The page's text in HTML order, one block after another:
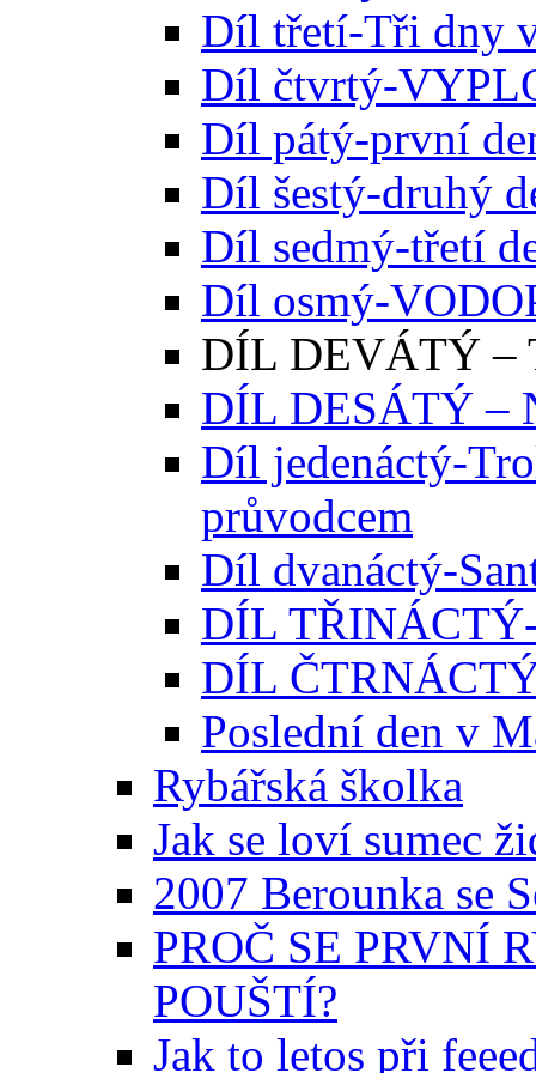
Díl třetí-Tři dny
Díl čtvrtý-
Díl pátý-první
Díl šestý-druhý
Díl sedmý-třetí
Díl osmý-
DÍL DEVÁTÝ –
DÍL DESÁTÝ –
Díl jedenáctý-
průvodcem
Díl dvanáctý-
DÍL
DÍL
Poslední den v
Rybářská školka
Jak se loví sumec
2007 Berounka se
PROČ SE PRVNÍ
POUŠTÍ?
Jak to letos při